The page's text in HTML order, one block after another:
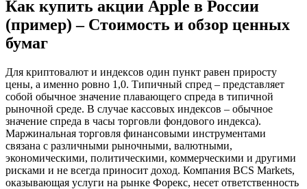
Как купить акции Apple в России
(пример) – Стоимость и обзор ценных
бумаг
Для криптовалют и индексов один пункт равен приросту
цены, а именно ровно 1,0. Типичный спред – представляет
собой обычное значение плавающего спреда в типичной
рыночной среде. В случае кассовых индексов – обычное
значение спреда в часы торговли фондового индекса).
Маржинальная торговля финансовыми инструментами
связана с различными рыночными, валютными,
экономическими, политическими, коммерческими и другими
рисками и не всегда приносит доход. Компания BCS Markets,
оказывающая услуги на рынке Форекс, несет ответственность